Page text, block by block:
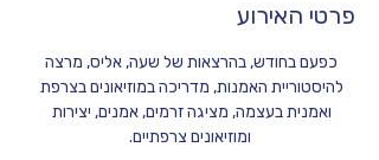
פרטי האירוע
כפעם בחודש, בהרצאות של שעה, אליס, מרצה
להיסטוריית האמנות, מדריכה במוזיאונים בצרפת
ואמנית בעצמה, מציגה זרמים, אמנים, יצירות
ומוזיאונים צרפתיים.